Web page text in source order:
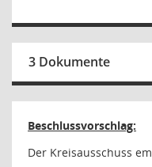
3 Dokumente
Beschlussvorschlag:
Der Kreisausschuss